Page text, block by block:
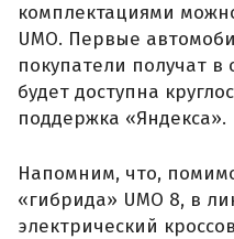
комплектациями
UMO. Первые
покупатели получат в
будет доступна
поддержка «Яндекса».
Напомним, что,
«гибрида» UMO 8, в
электрический